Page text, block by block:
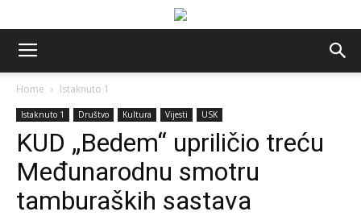
Home Istaknuto 1
Istaknuto 1 Društvo Kultura Vijesti USK
KUD „Bedem“ upriličio treću
Međunarodnu smotru
tamburaških sastava